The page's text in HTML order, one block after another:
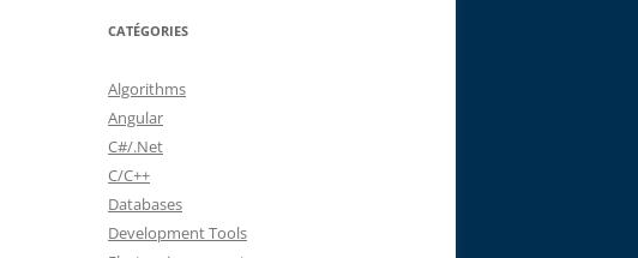
CATÉGORIES
Algorithms
Angular
C#/.Net
C/C++
Databases
Development Tools